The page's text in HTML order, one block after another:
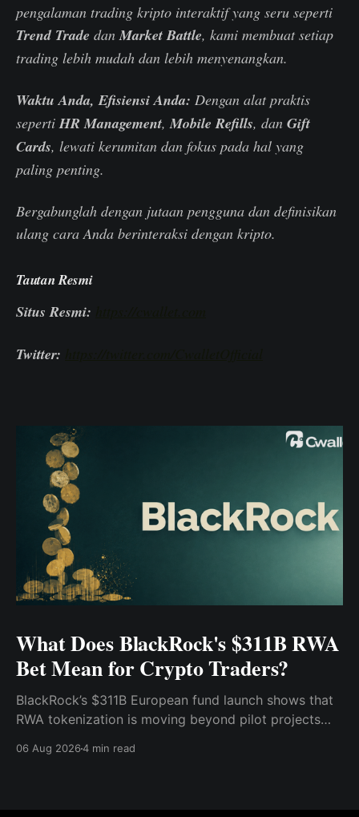
pengalaman trading kripto interaktif yang seru seperti
Trend Trade danMarket Battle, kami membuat setiap
trading lebih mudah dan lebih menyenangkan.
Waktu Anda, Efisiensi Anda: Dengan alat praktis
sepertiHR Management,Mobile Refills, dan Gift
Cards, lewati kerumitan dan fokus pada hal yang
paling penting.
Bergabunglah dengan jutaan pengguna dan definisikan
ulang cara Anda berinteraksi dengan kripto.
Tautan Resmi
Situs Resmi:
Twitter:
What Does BlackRock's $311B RWA
Bet Mean for Crypto Traders?
BlackRock’s $311B European fund launch shows that
RWA tokenization is moving beyond pilot projects
what it means for crypto traders.
06 Aug 20264 min read